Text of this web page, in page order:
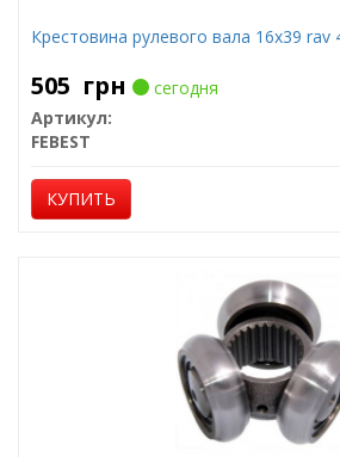
Крестовина рулевого вала 16x39
505 грн
сегодня
Артикул:
FEBEST
КУПИТЬ